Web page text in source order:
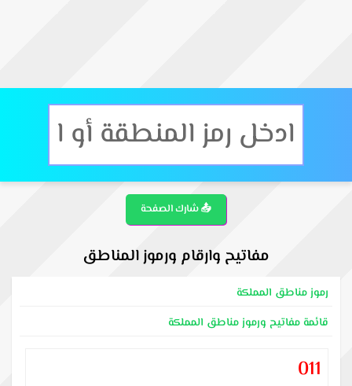
📤 شارك الصفحة
مفاتيح وارقام ورموز المناطق
رموز مناطق المملكة
قائمة مفاتيح ورموز مناطق المملكة
011